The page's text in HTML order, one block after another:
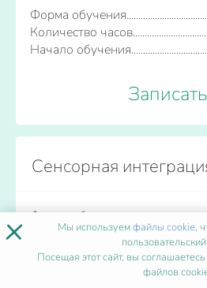
Форма обучения
Количество часов
Начало обучения
Сенсорная
Форма обучения
Количество часов
Начало обучения
× Мы используемфайлы cookie,
Посещая этот сайт, вы
файлов